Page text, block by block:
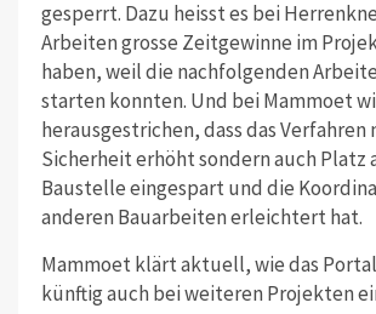
gesperrt. Dazu heisst es bei
Arbeiten grosse Zeitgewinne im
haben, weil die nachfolgenden
starten konnten. Und bei Mammoet
herausgestrichen, dass das Verfahren
Sicherheit erhöht sondern auch Platz
Baustelle eingespart und die
anderen Bauarbeiten erleichtert hat.
Mammoet klärt aktuell, wie das
künftig auch bei weiteren Projekten